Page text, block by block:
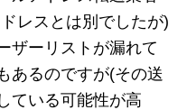
レスとは別でしたが)
ザーリストが漏れて
あるのですが(その送
ている可能性が高